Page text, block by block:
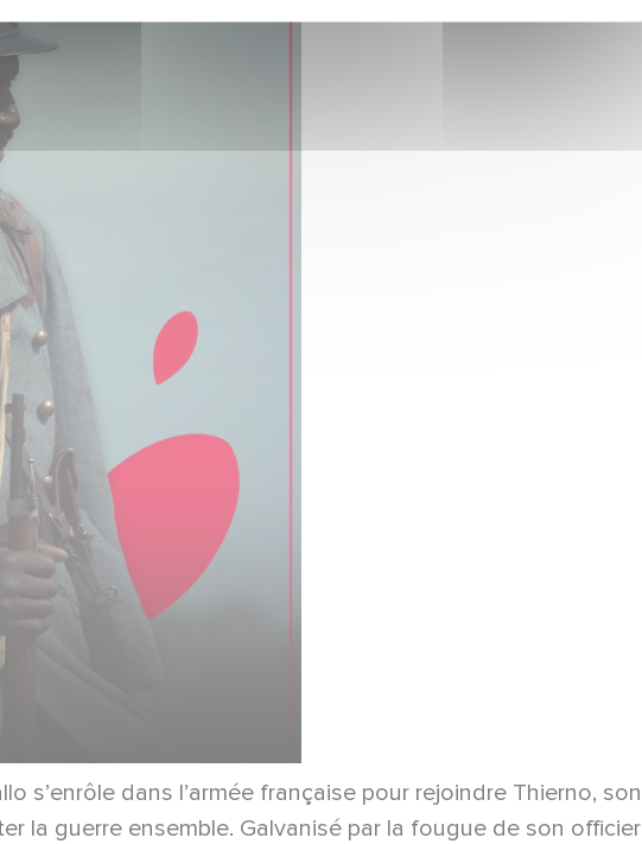
s’enrôle dans l’armée française pour rejoindre Thierno,
la guerre ensemble. Galvanisé par la fougue de son